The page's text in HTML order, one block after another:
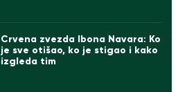
Crvena zvezda Ibona Navara: Ko
je sve otišao, ko je stigao i kako
izgleda tim